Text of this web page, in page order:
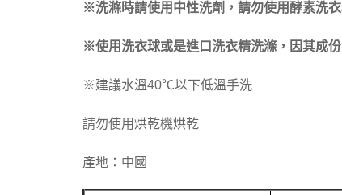
※洗滌時請使用中性洗劑，請勿使用酵素洗
※使用洗衣球或是進口洗衣精洗滌，因其成
※建議水溫40℃以下低溫手洗
請勿使用烘乾機烘乾
產地：中國